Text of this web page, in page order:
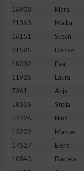
16908
Klara
21363
Maika
16151
Susan
21585
Denise
10032
Eva
11926
Laura
7361
Anja
18306
Stella
52726
Nina
15209
Manuel
17527
Elena
10840
Daniela
Geräte anhand von
Nicht-IAB-
Notwendig
Performance
Funktional